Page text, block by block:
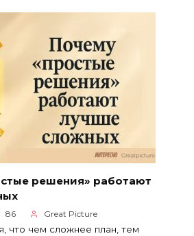
решения» работают
86 Great Picture
что чем сложнее план, тем